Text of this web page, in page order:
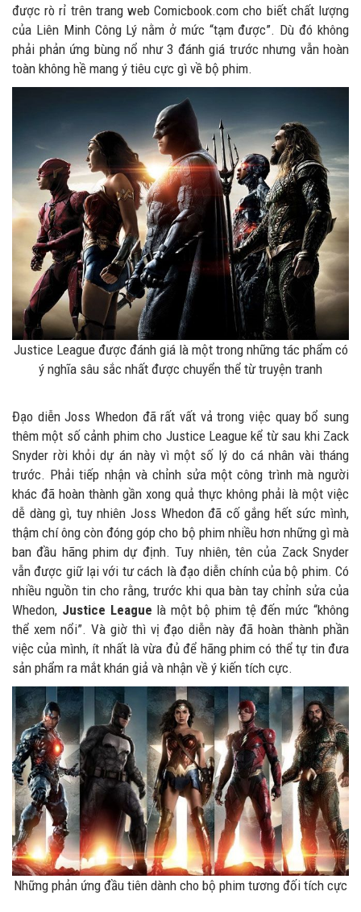
được rò rỉ trên trang web Comicbook.com cho biết chất lượng
của Liên Minh Công Lý nằm ở mức “tạm được”. Dù đó không
phải phản ứng bùng nổ như 3 đánh giá trước nhưng vẫn hoàn
toàn không hề mang ý tiêu cực gì về bộ phim.
Justice League được đánh giá là một trong những tác phẩm có
ý nghĩa sâu sắc nhất được chuyển thể từ truyện tranh
Đạo diễn Joss Whedon đã rất vất vả trong việc quay bổ sung
thêm một số cảnh phim cho Justice League kể từ sau khi Zack
Snyder rời khỏi dự án này vì một số lý do cá nhân vài tháng
trước. Phải tiếp nhận và chỉnh sửa một công trình mà người
khác đã hoàn thành gần xong quả thực không phải là một việc
dễ dàng gì, tuy nhiên Joss Whedon đã cố gắng hết sức mình,
thậm chí ông còn đóng góp cho bộ phim nhiều hơn những gì mà
ban đầu hãng phim dự định. Tuy nhiên, tên của Zack Snyder
vẫn được giữ lại với tư cách là đạo diễn chính của bộ phim. Có
nhiều nguồn tin cho rằng, trước khi qua bàn tay chỉnh sửa của
Whedon, Justice League là một bộ phim tệ đến mức “không
thể xem nổi”. Và giờ thì vị đạo diễn này đã hoàn thành phần
việc của mình, ít nhất là vừa đủ để hãng phim có thể tự tin đưa
sản phẩm ra mắt khán giả và nhận về ý kiến tích cực.
Những phản ứng đầu tiên dành cho bộ phim tương đối tích cực